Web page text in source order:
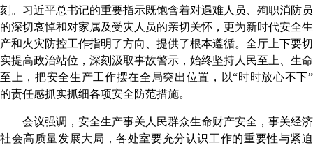
刻。习近平总书记的重要指示既饱含着对遇难人员、殉职消防员
的深切哀悼和对家属及受灾人员的亲切关怀，更为新时代安全生
产和火灾防控工作指明了方向、提供了根本遵循。全厅上下要切
实提高政治站位，深刻汲取事故警示，始终坚持人民至上、生命
至上，把安全生产工作摆在全局突出位置，以“时时放心不下”
的责任感抓实抓细各项安全防范措施。
会议强调，安全生产事关人民群众生命财产安全，事关经济
社会高质量发展大局，各处室要充分认识工作的重要性与紧迫